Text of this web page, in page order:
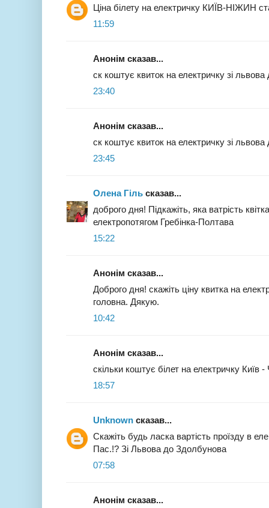
Ціна білету на електричку КИЇВ-НІЖИН
11:59
Анонім сказав...
ск коштує квиток на електричку зі
23:40
Анонім сказав...
ск коштує квиток на електричку зі
23:45
Олена Гіль сказав...
доброго дня! Підкажіть, яка ватрість
електропотягом Гребінка-Полтава
15:22
Анонім сказав...
Доброго дня! скажіть ціну квитка на
головна. Дякую.
10:42
Анонім сказав...
скільки коштує білет на електричку Київ -
18:57
Unknown сказав...
Скажіть будь ласка вартість проїзду в
Пас.!? Зі Львова до Здолбунова
07:58
Анонім сказав...